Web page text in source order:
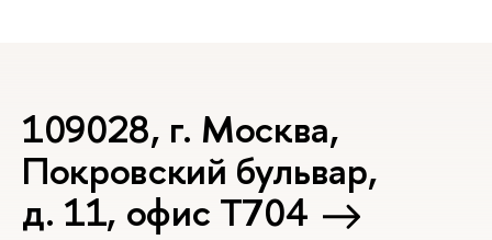
109028, г. Москва,
Покровский бульвар,
д. 11, офис Т704